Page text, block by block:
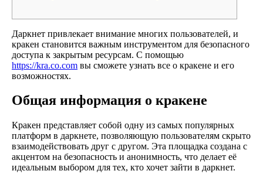
Даркнет привлекает внимание многих пользователей, и
кракен становится важным инструментом для безопасного
доступа к закрытым ресурсам. С помощью
https://kra.co.com вы сможете узнать все о кракене и его
возможностях.
Общая информация о кракене
Кракен представляет собой одну из самых популярных
платформ в даркнете, позволяющую пользователям скрыто
взаимодействовать друг с другом. Эта площадка создана с
акцентом на безопасность и анонимность, что делает её
идеальным выбором для тех, кто хочет зайти в даркнет.